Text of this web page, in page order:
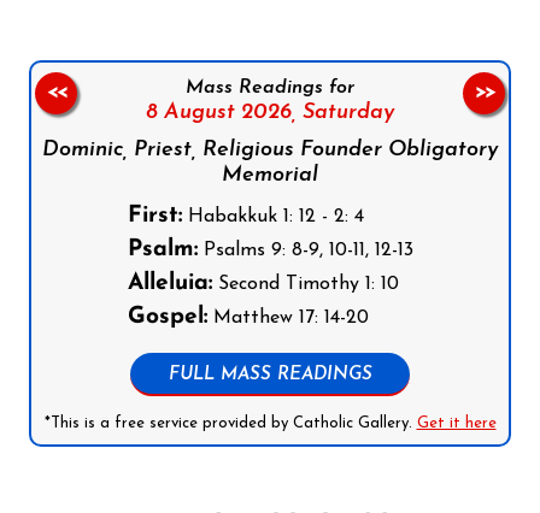
Mass Readings for
8 August 2026, Saturday
Dominic, Priest, Religious Founder Obligatory
Memorial
First:Habakkuk 1: 12 - 2: 4
Psalm:Psalms 9: 8-9, 10-11, 12-13
Alleluia:Second Timothy 1: 10
Gospel:Matthew 17: 14-20
FULL MASS READINGS
*This is a free service provided by Catholic Gallery. Get it here
<< >>